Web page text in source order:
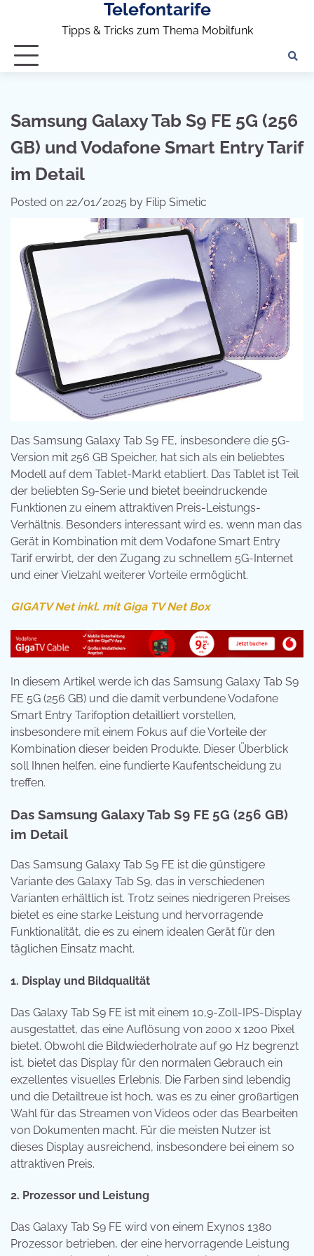
Telefontarife
Tipps & Tricks zum Thema Mobilfunk
Samsung Galaxy Tab S9 FE 5G (256
GB) und Vodafone Smart Entry Tarif
im Detail
Posted on 22/01/2025 by Filip Simetic
Das Samsung Galaxy Tab S9 FE, insbesondere die 5G-
Version mit 256 GB Speicher, hat sich als ein beliebtes
Modell auf dem Tablet-Markt etabliert. Das Tablet ist Teil
der beliebten S9-Serie und bietet beeindruckende
Funktionen zu einem attraktiven Preis-Leistungs-
Verhältnis. Besonders interessant wird es, wenn man das
Gerät in Kombination mit dem Vodafone Smart Entry
Tarif erwirbt, der den Zugang zu schnellem 5G-Internet
und einer Vielzahl weiterer Vorteile ermöglicht.
GIGATV Net inkl. mit Giga TV Net Box
In diesem Artikel werde ich das Samsung Galaxy Tab S9
FE 5G (256 GB) und die damit verbundene Vodafone
Smart Entry Tarifoption detailliert vorstellen,
insbesondere mit einem Fokus auf die Vorteile der
Kombination dieser beiden Produkte. Dieser Überblick
soll Ihnen helfen, eine fundierte Kaufentscheidung zu
treffen.
Das Samsung Galaxy Tab S9 FE 5G (256 GB)
im Detail
Das Samsung Galaxy Tab S9 FE ist die günstigere
Variante des Galaxy Tab S9, das in verschiedenen
Varianten erhältlich ist. Trotz seines niedrigeren Preises
bietet es eine starke Leistung und hervorragende
Funktionalität, die es zu einem idealen Gerät für den
täglichen Einsatz macht.
1. Display und Bildqualität
Das Galaxy Tab S9 FE ist mit einem 10,9-Zoll-IPS-Display
ausgestattet, das eine Auflösung von 2000 x 1200 Pixel
bietet. Obwohl die Bildwiederholrate auf 90 Hz begrenzt
ist, bietet das Display für den normalen Gebrauch ein
exzellentes visuelles Erlebnis. Die Farben sind lebendig
und die Detailtreue ist hoch, was es zu einer großartigen
Wahl für das Streamen von Videos oder das Bearbeiten
von Dokumenten macht. Für die meisten Nutzer ist
dieses Display ausreichend, insbesondere bei einem so
attraktiven Preis.
2. Prozessor und Leistung
Das Galaxy Tab S9 FE wird von einem Exynos 1380
Prozessor betrieben, der eine hervorragende Leistung